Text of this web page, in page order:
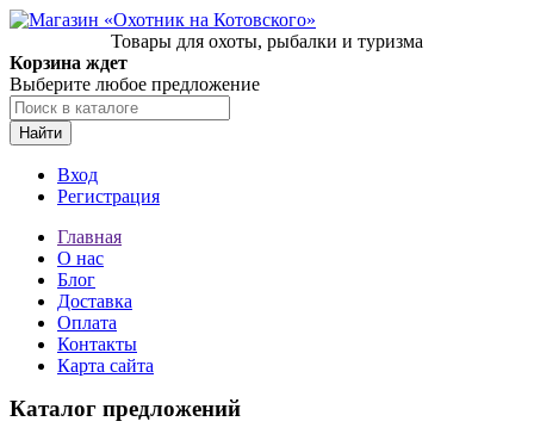
Товары для охоты, рыбалки и туризма
Корзина ждет
Выберите любое предложение
Найти
Вход
Регистрация
Главная
О нас
Блог
Доставка
Оплата
Контакты
Карта сайта
Каталог предложений